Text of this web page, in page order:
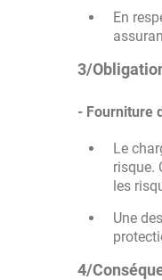
En
3/
- Fourniture
Le
risque.
les
Une
4/